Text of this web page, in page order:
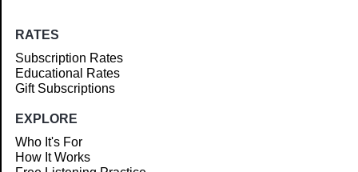
RATES
Subscription Rates
Educational Rates
Gift Subscriptions
EXPLORE
Who It's For
How It Works